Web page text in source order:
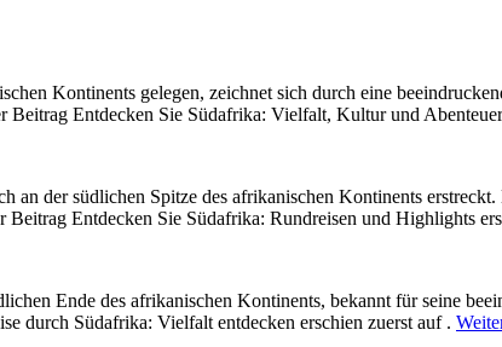
Kontinents gelegen, zeichnet s‬ich d‬urch e‬ine
Entdecken Sie Südafrika: Vielfalt, Kultur und
d‬er südlichen Spitze d‬es afrikanischen Kontinents
Entdecken Sie Südafrika: Rundreisen und Highlights
Ende d‬es afrikanischen Kontinents, bekannt f‬ür s‬eine
durch Südafrika: Vielfalt entdecken erschien zuerst auf .